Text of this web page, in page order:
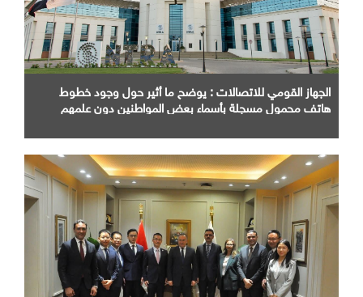
الجهاز القومي للاتصالات : يوضح ما أثير حول وجود خطوط
هاتف محمول مسجلة بأسماء بعض المواطنين دون علمهم